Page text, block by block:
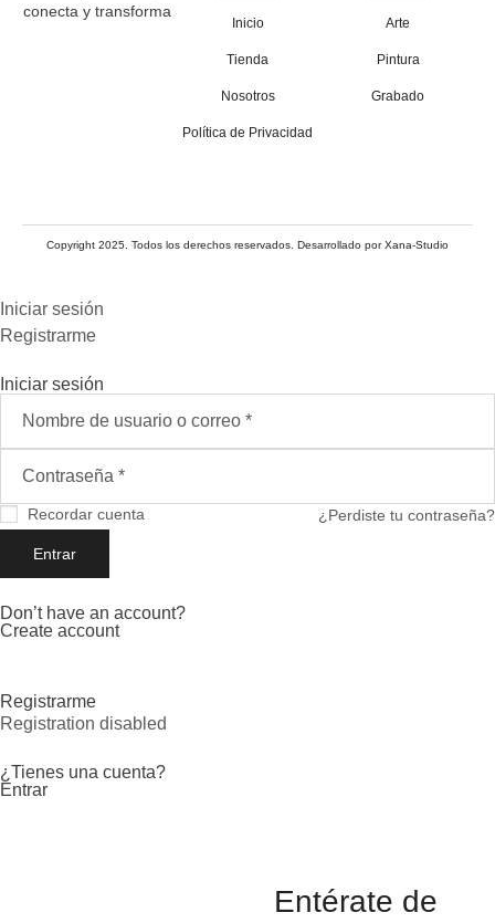
conecta y transforma
Inicio
Tienda
Nosotros
Política de Privacidad
Arte
Pintura
Grabado
Copyright 2025. Todos los derechos reservados. Desarrollado porXana-Studio
Iniciar sesión
Registrarme
Iniciar sesión
¿Perdiste tu contraseña?
Recordar cuenta
Don’t have an account?
Create account
Registrarme
Registration disabled
¿Tienes una cuenta?
Entrar
Entérate de